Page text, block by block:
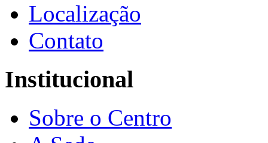
Localização
Contato
Institucional
Sobre o Centro